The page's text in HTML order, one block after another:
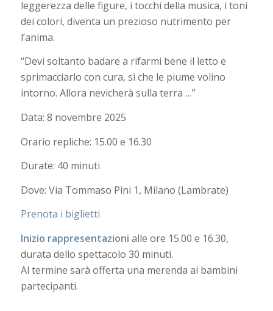
leggerezza delle figure, i tocchi della musica, i toni
dei colori, diventa un prezioso nutrimento per
l’anima.
“Devi soltanto badare a rifarmi bene il letto e
sprimacciarlo con cura, sì che le piume volino
intorno. Allora nevicherà sulla terra …”
Data: 8 novembre 2025
Orario repliche: 15.00 e 16.30
Durate: 40 minuti
Dove: Via Tommaso Pini 1, Milano (Lambrate)
Prenota i biglietti
Inizio rappresentazioni alle ore 15.00 e 16.30,
durata dello spettacolo 30 minuti.
Al termine sarà offerta una merenda ai bambini
partecipanti.